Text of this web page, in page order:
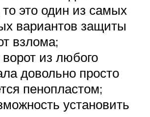
это один из самых
вариантов защиты
взлома;
ворот из любого
довольно просто
пенопластом;
установить